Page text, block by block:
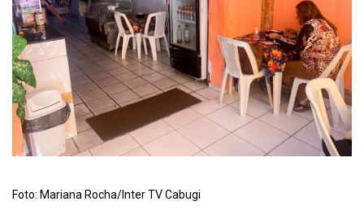
Foto: Mariana Rocha/Inter TV Cabugi